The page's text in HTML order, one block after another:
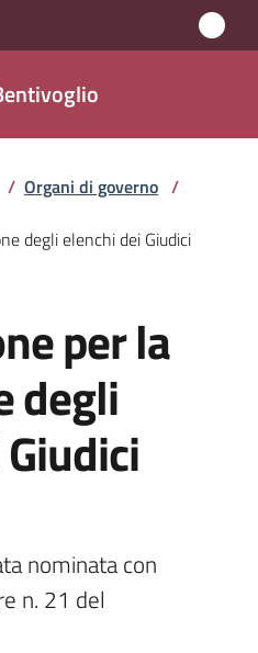
/ Organi di governo /
degli elenchi dei Giudici
per la
degli
nominata con
n. 21 del